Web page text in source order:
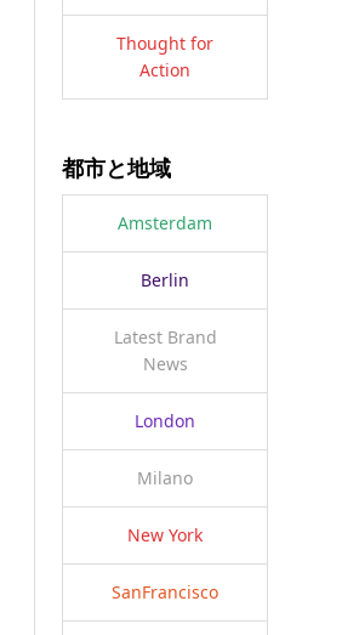
Thought for
Action
都市と地域
Amsterdam
Berlin
Latest Brand
News
London
Milano
New York
SanFrancisco